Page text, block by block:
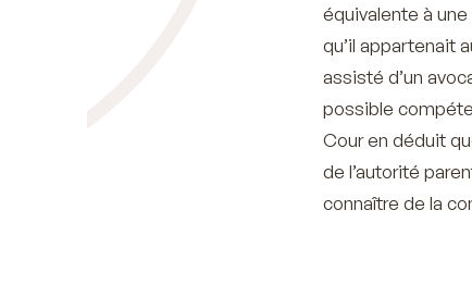
équivalente à
qu’il appartenait
assisté d’un
possible
Cour en déduit
de l’autorité
connaître de la